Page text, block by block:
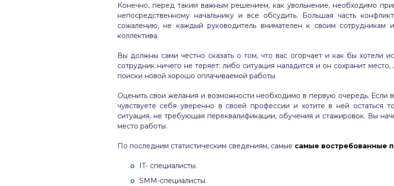
Конечно, перед таким важным решением, как увольнение, необходимо
непосредственному начальнику и все обсудить. Большая часть
сожалению, не каждый руководитель внимателен к своим сотрудникам
коллектива.
Вы должны сами честно сказать о том, что вас огорчает и как бы хотели
сотрудник ничего не теряет: либо ситуация наладится и он сохранит
поиски новой хорошо оплачиваемой работы.
Оценить свои желания и возможности необходимо в первую очередь. Если
чувствуете себя уверенно в своей профессии и хотите в ней остаться
ситуация, не требующая переквалификации, обучения и стажировок. Вы
место работы.
По последним статистическим сведениям, самые самые востребованные
IT- специалисты.
SMM-специалисты.